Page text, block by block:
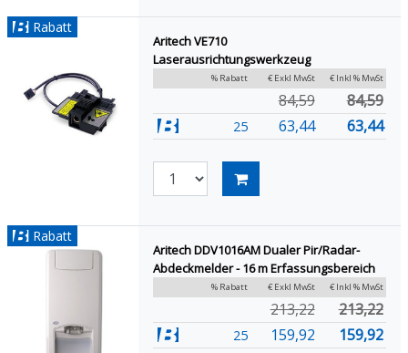
Rabatt
Aritech VE710
Laserausrichtungswerkzeug
% Rabatt € Exkl MwSt € Inkl % MwSt
84,59 84,59
25 63,44 63,44
Rabatt
Aritech DDV1016AM Dualer Pir/Radar-
Abdeckmelder - 16 m Erfassungsbereich
% Rabatt € Exkl MwSt € Inkl % MwSt
213,22 213,22
25 159,92 159,92